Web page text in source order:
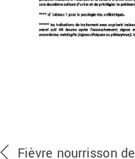
Fièvre nourrisson de